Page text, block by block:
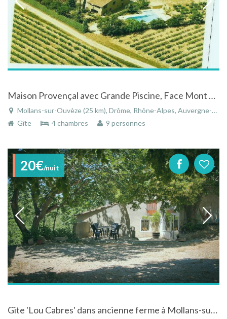
Maison Provençal avec Grande Piscine, Face Mont Ventoux, Proche Vaison La Romaine (10 minutes)
Mollans-sur-Ouvèze (25 km), Drôme, Rhône-Alpes, Auvergne-Rhône-Alpes, France
Gîte
4 chambres 9 personnes
20€/nuit
Gite 'Lou Cabres' dans ancienne ferme à Mollans-sur-Ouvèze